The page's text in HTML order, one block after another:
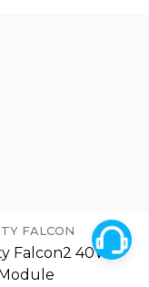
FALCON
Falcon2 40W